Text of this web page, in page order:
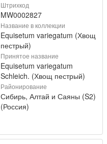
Штрихкод
MW0002827
Название в коллекции
Equisetum variegatum (Хвощ
пестрый)
Принятое название
Equisetum variegatum
Schleich. (Хвощ пестрый)
Районирование
Сибирь, Алтай и Саяны (S2)
(Россия)